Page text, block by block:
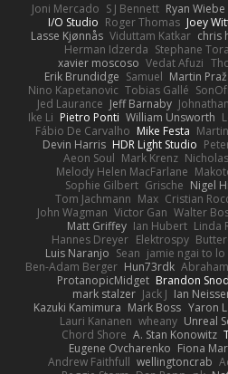
Joni Mercado S J Bennett Ryan Wiebe
I/O Studio Roger Thomas Joey
Lasse Kjønnås Viduttam Katkar chris
Herman Idzerda Stephane
xavier moscoso Vedat Afuzi
Erik Brundidge Samuel Martin
Nino Kapetanovic Tobias Gallé
Jed Laurance Jeff Barnaby
Ike Li Pietro Ponti William Unsworth
Fábio De Carvalho Mike Festa
Devin Harris HDR Light Studio
Aeon Soul Mark Krenz
Melody Helen MacFarlane
Sophie Gilbert Grische Nigel
Tom Jachmann Max Cristian
John Wagman Victor Gan Walter
Matt Griffey Ian Hubert Linda
Hannes Dreyer Elektrospy
Luis Naranjo Sean jamie ngai to lo
Ben-Adam Berger Hun73rdk
ProtanopicMidget Brandon
mark stalzer Jack J Ian
Kazuki Kamimura Mark Boss Yaron L.
Lauri Kananen wheany Unreal
Chord Shore A. Stan Konowitz
Eugene Ovcharenko Fiona
Andrew Faithfull wellingtoncrab